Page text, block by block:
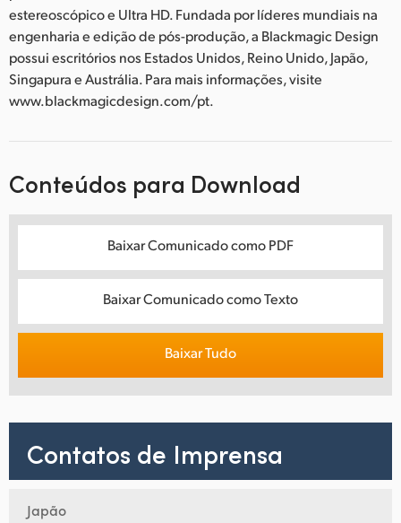
estereoscópico e Ultra HD. Fundada por líderes mundiais na
engenharia e edição de pós-produção, a Blackmagic Design
possui escritórios nos Estados Unidos, Reino Unido, Japão,
Singapura e Austrália. Para mais informações, visite
www.blackmagicdesign.com/pt.
Conteúdos para Download
Baixar Comunicado como PDF
Baixar Comunicado como Texto
Baixar Tudo
Contatos de Imprensa
Japão